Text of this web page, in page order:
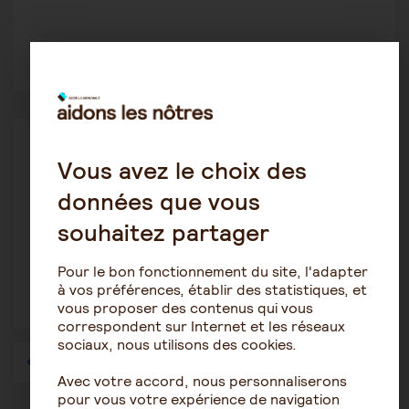
Procédures de protection juridique
JosephL
12 janvier 2021 11:43
Evaluer mon rôle d'aidant pour les parents
(questions sur la gest...
3094
Vous avez le choix des
données que vous
souhaitez partager
Pour le bon fonctionnement du site, l'adapter
à vos préférences, établir des statistiques, et
vous proposer des contenus qui vous
correspondent sur Internet et les réseaux
sociaux, nous utilisons des cookies.
Avec votre accord, nous personnaliserons
pour vous votre expérience de navigation